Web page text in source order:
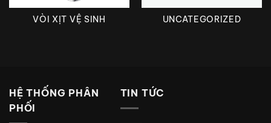
VÒI XỊT VỆ SINH UNCATEGORIZED
HỆ THỐNG PHÂN
PHỐI
TIN TỨC